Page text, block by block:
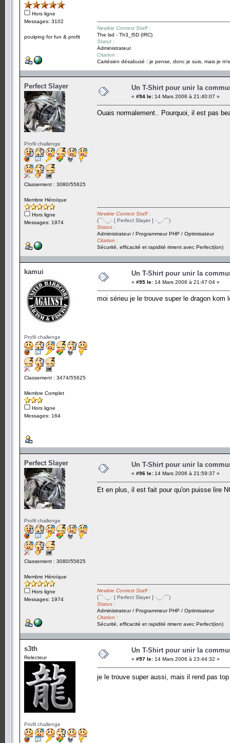
Hors ligne
Messages: 3102
poulping for fun & profit
Newbie Contest Staff :
The lsd - Th3_l5D (IRC)
Statut :
Administrateur
Citation :
Cartésien désabusé : je pense, donc je suis, mais je
Perfect Slayer
Profil challenge
Classement : 3080/55625
Membre Héroïque
Hors ligne
Messages: 1974
Un T-Shirt pour unir la
« #94 le: 14 Mars 2006 à 21:40:07 »
Ouais normalement.. Pourquoi, il est pas
Newbie Contest Staff :
(¯`·._.· [ Perfect Slayer ] ·._.·´¯)
Status :
Administrateur / Programmeur PHP / Optimisateur
Citation :
Sécurité, efficacité et rapidité riment avec Perfect(ion)
kamui
Profil challenge
Classement : 3474/55625
Membre Complet
Hors ligne
Messages: 164
Un T-Shirt pour unir la
« #95 le: 14 Mars 2006 à 21:47:04 »
moi sérieu je le trouve super le dragon kom
Perfect Slayer
Profil challenge
Classement : 3080/55625
Membre Héroïque
Hors ligne
Messages: 1974
Un T-Shirt pour unir la
« #96 le: 14 Mars 2006 à 21:59:37 »
Et en plus, il est fait pour qu'on puisse lire
Newbie Contest Staff :
(¯`·._.· [ Perfect Slayer ] ·._.·´¯)
Status :
Administrateur / Programmeur PHP / Optimisateur
Citation :
Sécurité, efficacité et rapidité riment avec Perfect(ion)
s3th
Relecteur
Profil challenge
Un T-Shirt pour unir la
« #97 le: 14 Mars 2006 à 23:44:32 »
je le trouve super aussi, mais il rend pas